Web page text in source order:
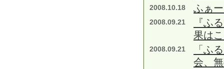
2008.10.18 ふぁ
2008.09.21
『ふ
果は
2008.09.21
「ふ
会、